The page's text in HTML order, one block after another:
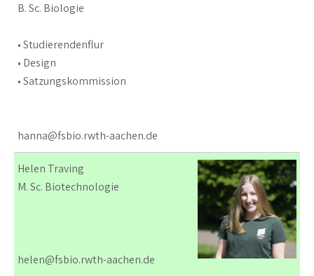
B. Sc. Biologie
• Studierendenflur
• Design
• Satzungskommission
hanna@fsbio.rwth-aachen.de
Helen Traving
M. Sc. Biotechnologie
helen@fsbio.rwth-aachen.de